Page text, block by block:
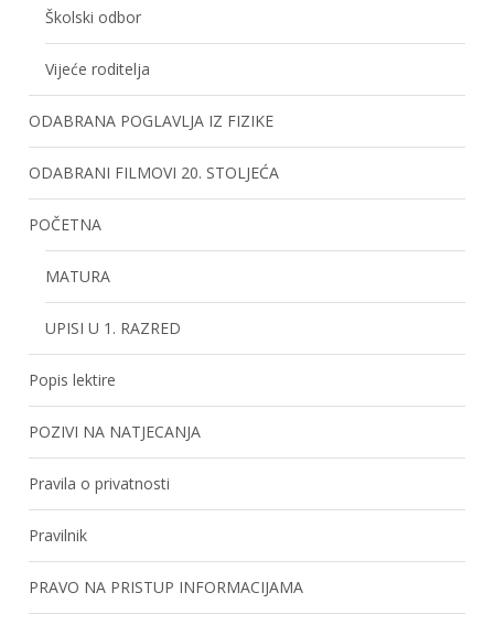
Školski odbor
Vijeće roditelja
ODABRANA POGLAVLJA IZ FIZIKE
ODABRANI FILMOVI 20. STOLJEĆA
POČETNA
MATURA
UPISI U 1. RAZRED
Popis lektire
POZIVI NA NATJECANJA
Pravila o privatnosti
Pravilnik
PRAVO NA PRISTUP INFORMACIJAMA